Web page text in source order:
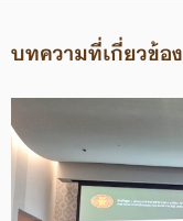
บทความที่เกี่ยวข้อง